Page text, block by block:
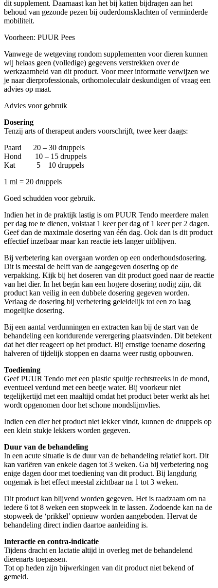
dit supplement. Daarnaast kan het bij katten bijdragen aan het
behoud van gezonde pezen bij ouderdomsklachten of verminderde
mobiliteit.
Voorheen: PUUR Pees
Vanwege de wetgeving rondom supplementen voor dieren kunnen
wij helaas geen (volledige) gegevens verstrekken over de
werkzaamheid van dit product. Voor meer informatie verwijzen we
je naar dierprofessionals, orthomoleculair deskundigen of vraag een
advies op maat.
Advies voor gebruik
Dosering
Tenzij arts of therapeut anders voorschrijft, twee keer daags:
Paard 20 – 30 druppels
Hond 10 – 15 druppels
Kat 5 – 10 druppels
1 ml = 20 druppels
Goed schudden voor gebruik.
Indien het in de praktijk lastig is om PUUR Tendo meerdere malen
per dag toe te dienen, volstaat 1 keer per dag of 1 keer per 2 dagen.
Geef dan de maximale dosering van één dag. Ook dan is dit product
effectief inzetbaar maar kan reactie iets langer uitblijven.
Bij verbetering kan overgaan worden op een onderhoudsdosering.
Dit is meestal de helft van de aangegeven dosering op de
verpakking. Kijk bij het doseren van dit product goed naar de reactie
van het dier. In het begin kan een hogere dosering nodig zijn, dit
product kan veilig in een dubbele dosering gegeven worden.
Verlaag de dosering bij verbetering geleidelijk tot een zo laag
mogelijke dosering.
Bij een aantal verdunningen en extracten kan bij de start van de
behandeling een kortdurende verergering plaatsvinden. Dit betekent
dat het dier reageert op het product. Bij ernstige toename dosering
halveren of tijdelijk stoppen en daarna weer rustig opbouwen.
Toediening
Geef PUUR Tendo met een plastic spuitje rechtstreeks in de mond,
eventueel verdund met een beetje water. Bij voorkeur niet
tegelijkertijd met een maaltijd omdat het product beter werkt als het
wordt opgenomen door het schone mondslijmvlies.
Indien een dier het product niet lekker vindt, kunnen de druppels op
een klein stukje lekkers worden gegeven.
Duur van de behandeling
In een acute situatie is de duur van de behandeling relatief kort. Dit
kan variëren van enkele dagen tot 3 weken. Ga bij verbetering nog
enige dagen door met toediening van dit product. Bij langdurig
ongemak is het effect meestal zichtbaar na 1 tot 3 weken.
Dit product kan blijvend worden gegeven. Het is raadzaam om na
iedere 6 tot 8 weken een stopweek in te lassen. Zodoende kan na de
stopweek de ‘prikkel’ opnieuw worden aangeboden. Hervat de
behandeling direct indien daartoe aanleiding is.
Interactie en contra-indicatie
Tijdens dracht en lactatie altijd in overleg met de behandelend
dierenarts toepassen.
Tot op heden zijn bijwerkingen van dit product niet bekend of
gemeld.